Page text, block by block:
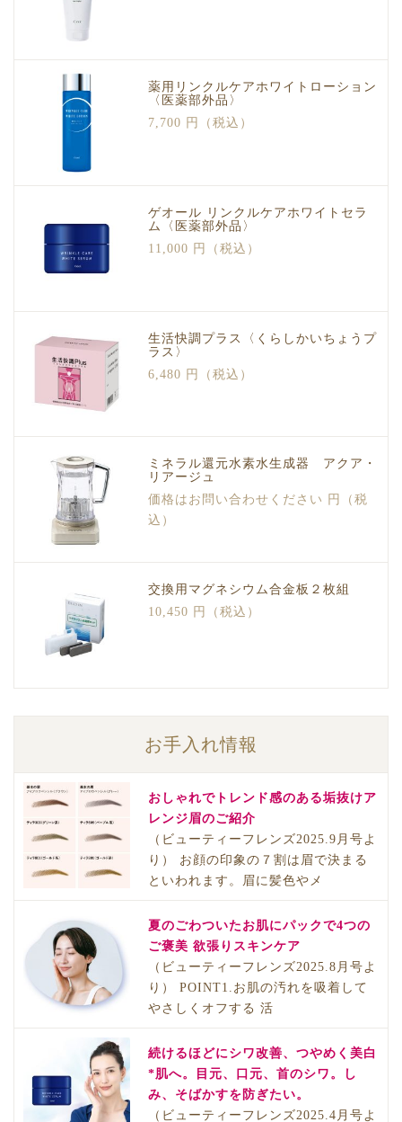
薬用リンクルケアホワイトローション
〈医薬部外品〉
7,700 円（税込）
ゲオール リンクルケアホワイトセラ
ム〈医薬部外品〉
11,000 円（税込）
生活快調プラス〈くらしかいちょうプ
ラス〉
6,480 円（税込）
ミネラル還元水素水生成器 アクア・
リアージュ
価格はお問い合わせください 円（税
込）
交換用マグネシウム合金板２枚組
10,450 円（税込）
お手入れ情報
おしゃれでトレンド感のある垢抜けア
レンジ眉のご紹介
（ビューティーフレンズ2025.9月号よ
り） お顔の印象の７割は眉で決まる
といわれます。眉に髪色やメ
夏のごわついたお肌にパックで4つの
ご褒美 欲張りスキンケア
（ビューティーフレンズ2025.8月号よ
り） POINT1.お肌の汚れを吸着して
やさしくオフする 活
続けるほどにシワ改善、つやめく美白
*肌へ。目元、口元、首のシワ。し
み、そばかすを防ぎたい。
（ビューティーフレンズ2025.4月号よ